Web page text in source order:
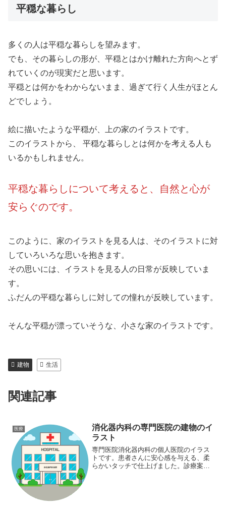
平穏な暮らし
多くの人は平穏な暮らしを望みます。
でも、その暮らしの形が、平穏とはかけ離れた方向へとず
れていくのが現実だと思います。
平穏とは何かをわからないまま、過ぎて行く人生がほとん
どでしょう。
絵に描いたような平穏が、上の家のイラストです。
このイラストから、 平穏な暮らしとは何かを考える人も
いるかもしれません。
平穏な暮らしについて考えると、自然と心が
安らぐのです。
このように、家のイラストを見る人は、そのイラストに対
していろいろな思いを抱きます。
その思いには、イラストを見る人の日常が反映していま
す。
ふだんの平穏な暮らしに対しての憧れが反映しています。
そんな平穏が漂っていそうな、小さな家のイラストです。
建物 生活
関連記事
医療
消化器内科の専門医院の建物のイ
ラスト
専門医院消化器内科の個人医院のイラス
トです。患者さんに安心感を与える、柔
らかいタッチで仕上げました。診療案内